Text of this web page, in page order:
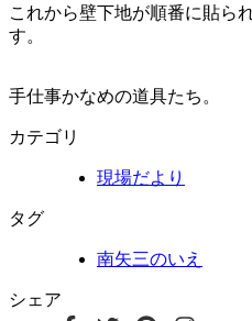
これから壁下地が順番に貼ら
す。
手仕事かなめの道具たち。
カテゴリ
現場だより
タグ
南矢三のいえ
シェア